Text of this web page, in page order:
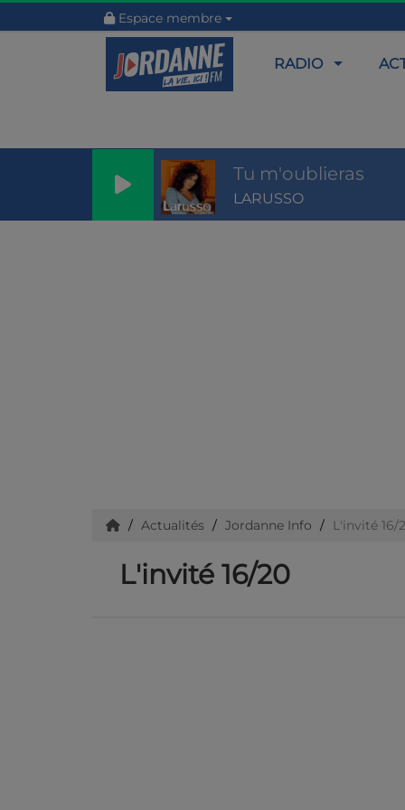
Espace membre
RADIO
Tu m'oublieras
LARUSSO
Actualités Jordanne Info L'invité 16/
L'invité 16/20